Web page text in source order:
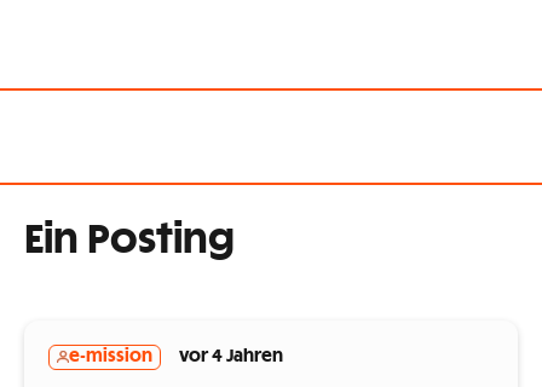
Ein Posting
e-mission vor 4 Jahren